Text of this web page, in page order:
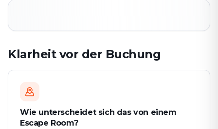
Klarheit vor der Buchung
Wie unterscheidet sich das von einem
Escape Room?